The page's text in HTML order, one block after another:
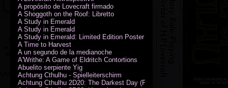
A propósito de Lovecraft firmado
A Shoggoth on the Roof: Libretto
A Study in Emerald
A Study in Emerald
A Study in Emerald: Limited Edition Poster (Neil Gaiman)
A Time to Harvest
A un segundo de la medianoche
A'Writhe: A Game of Eldritch Contortions
Abuelito serpiente Yig
Achtung Cthulhu - Spielleiterschirm
Achtung Cthulhu 2D20: The Darkest Day (PDF)